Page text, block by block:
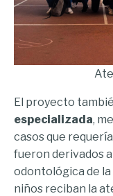
El proyecto
especializada,
casos que
fueron derivados
odontológica de
niños reciban la